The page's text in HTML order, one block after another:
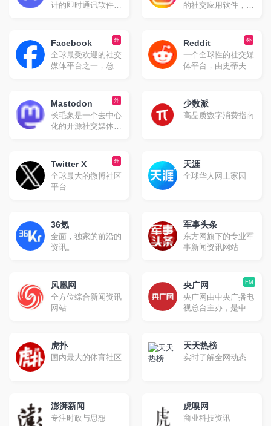
计的即时通讯软件，
社区。它最初起源于
游戏语音和即时消息
（IM）工具服务，并
逐渐发展成为一个综
的社交应用软件，于
智能手机拍摄照片和
视频，并添加各种滤
镜效果进行编辑后分
享到社交网络上，如
等。
外
Facebook
全球最受欢迎的社交
媒体平台之一，总部
Facebook由马克·扎
克伯格及其哈佛大学
室友于2004年2月4
日创立，最初名
提供的包含照片和联
系信息的通讯录。
外
Reddit
一个全球性的社交媒
体平台，由史蒂夫·
。它被广泛认为是
“互联网的头版”，因
为用户可以在这里浏
外
Mastodon
长毛象是一个去中心
化的开源社交媒体平
（称为“微博客”），
类似于Twitter。然
而，与Twitter不同的
是，Mastodon不依
实例（即独立运行的
服务器）组成的联邦
网络。
少数派
高品质数字消费指南
外
Twitter X
全球最大的微博社区
平台
天涯
全球华人网上家园
36氪
全面，独家的前沿的
资讯。
军事头条
东方网旗下的专业军
事新闻资讯网站
凤凰网
全方位综合新闻资讯
网站
FM
央广网
央广网由中央广播电
视总台主办，是中央
名，以音频收听为特
色，将打造为新闻门
户，成为优势突出、
虎扑
国内最大的体育社区
天天热榜
实时了解全网动态
澎湃新闻
专注时政与思想
虎嗅网
商业科技资讯